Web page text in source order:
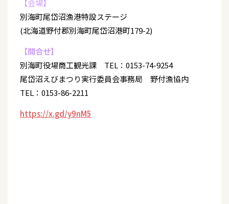
【会場】
別海町尾岱沼漁港特設ステージ
(北海道野付郡別海町尾岱沼港町179-2)
【問合せ】
別海町役場商工観光課 TEL：0153-74-9254
尾岱沼えびまつり実行委員会事務局 野付漁協内
TEL：0153-86-2211
https://x.gd/y9nM5